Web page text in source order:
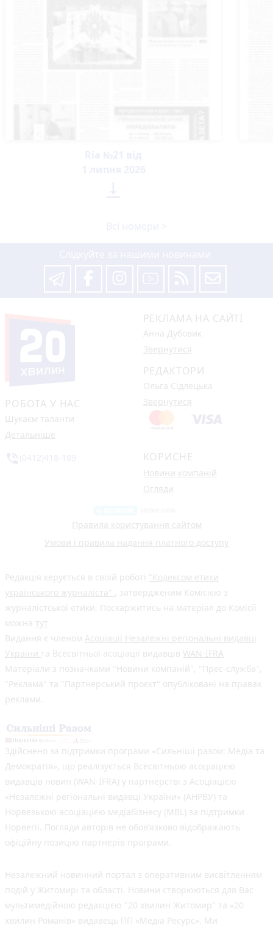
РОБОТА У НАС
Шукаєм таланти
Детальніше
РЕКЛАМА НА САЙТІ
Анна Дубовик
Звернутися
РЕДАКТОРИ
Ольга Сідлецька
Звернутися
КОРИСНЕ
Новини компаній
Огляди
Правила користування сайтом
Умови і правила надання платного доступу
Редакція керується в своїй роботі "Кодексом етики
українського журналіста"
, затвердженим Комісією з
журналістської етики. Поскаржитись на матеріал до Комісії
можна тут
Видання є членом Асоціації Незалежні регіональні видавці
України та Всесвітньої асоціації видавців WAN-IFRA
Матеріали з позначками "Новини компаній", "Прес-служба",
"Реклама" та "Партнерський проєкт" опубліковані на правах
реклами.
Здійснено за підтримки програми «Сильніші разом: Медіа та
Демократія», що реалізується Всесвітньою асоціацією
видавців новин (WAN-IFRA) у партнерстві з Асоціацією
«Незалежні регіональні видавці України» (АНРВУ) та
Норвезькою асоціацією медіабізнесу (MBL) за підтримки
Норвегії. Погляди авторів не обов’язково відображають
офіційну позицію партнерів програми.
Незалежний новинний портал з оперативним висвітленням
подій у Житомирі та області. Новини створюються для Вас
мультимедійною редакцією "20 хвилин Житомир" та «20
хвилин Романів» видавець ПП «Медіа Ресурс». Ми